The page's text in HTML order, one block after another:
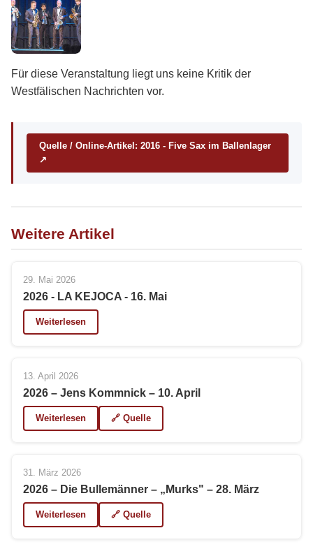
Für diese Veranstaltung liegt uns keine Kritik der
Westfälischen Nachrichten vor.
Quelle / Online-Artikel: 2016 - Five Sax im Ballenlager
↗
Weitere Artikel
29. Mai 2026
2026 - LA KEJOCA - 16. Mai
Weiterlesen
13. April 2026
2026 – Jens Kommnick – 10. April
Weiterlesen 🔗 Quelle
31. März 2026
2026 – Die Bullemänner – „Murks" – 28. März
Weiterlesen 🔗 Quelle